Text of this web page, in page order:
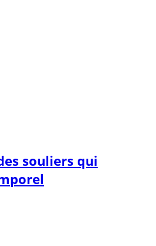
souliers qui